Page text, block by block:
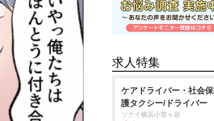
求人特集
ケアドライバー・社会
護タクシー/ドライバー
ツクイ横浜小菅ヶ谷